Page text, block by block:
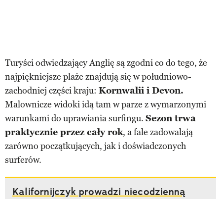
Turyści odwiedzający Anglię są zgodni co do tego, że
najpiękniejsze plaże znajdują się w południowo-
zachodniej części kraju: Kornwalii i Devon.
Malownicze widoki idą tam w parze z wymarzonymi
warunkami do uprawiania surfingu. Sezon trwa
praktycznie przez cały rok, a fale zadowalają
zarówno początkujących, jak i doświadczonych
surferów.
Kalifornijczyk prowadzi niecodzienną